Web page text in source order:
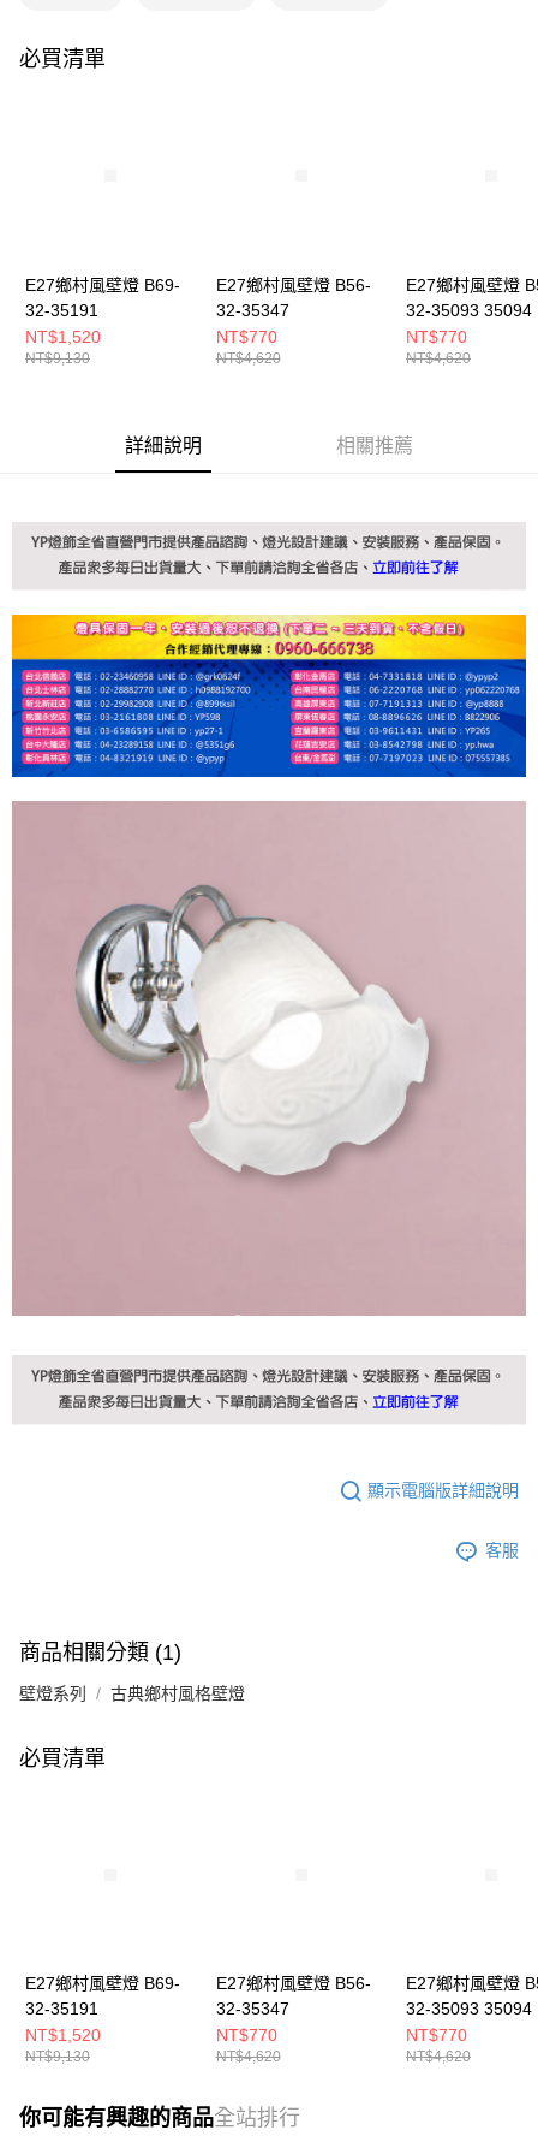
是否繳費成功／繳費後需取消欲退款等相關疑問，請聯繫「AFTEE先享後付
客戶支援中心」
任。
４．使用「AFTEE先享後付」時，將依據個別帳號之用戶狀況，依本公司即
時審查核予不同之上限額度；若仍有額度不足之情形，本公司將視審查結果
請求用戶進行身份認證。
必買清單
E27鄉村風壁燈 B69-
32-35191
NT$1,520
NT$9,130
E27鄉村風壁燈 B56-
32-35347
NT$770
NT$4,620
E27鄉村風壁燈
32-35093 35094
NT$770
NT$4,620
詳細說明 相關推薦
顯示電腦版詳細說明
客服
商品相關分類 (1)
壁燈系列 古典鄉村風格壁燈
必買清單
E27鄉村風壁燈 B69-
32-35191
NT$1,520
NT$9,130
E27鄉村風壁燈 B56-
32-35347
NT$770
NT$4,620
E27鄉村風壁燈
32-35093 35094
NT$770
NT$4,620
你可能有興趣的商品全站排行